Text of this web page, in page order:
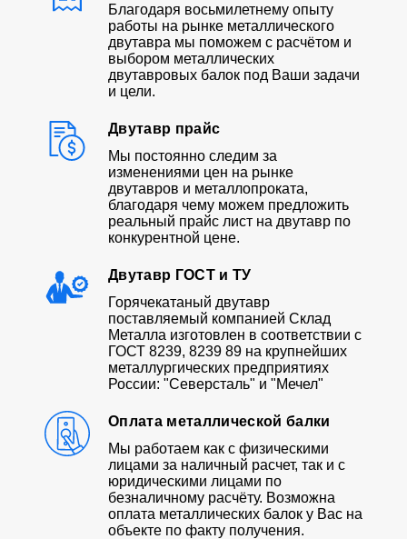
Благодаря восьмилетнему опыту
работы на рынке металлического
двутавра мы поможем с расчётом и
выбором металлических
двутавровых балок под Ваши задачи
и цели.
Двутавр прайс
Мы постоянно следим за
изменениями цен на рынке
двутавров и металлопроката,
благодаря чему можем предложить
реальный прайс лист на двутавр по
конкурентной цене.
Двутавр ГОСТ и ТУ
Горячекатаный двутавр
поставляемый компанией Склад
Металла изготовлен в соответствии с
ГОСТ 8239, 8239 89 на крупнейших
металлургических предприятиях
России: "Северсталь" и "Мечел"
Оплата металлической балки
Мы работаем как с физическими
лицами за наличный расчет, так и с
юридическими лицами по
безналичному расчёту. Возможна
оплата металлических балок у Вас на
объекте по факту получения.